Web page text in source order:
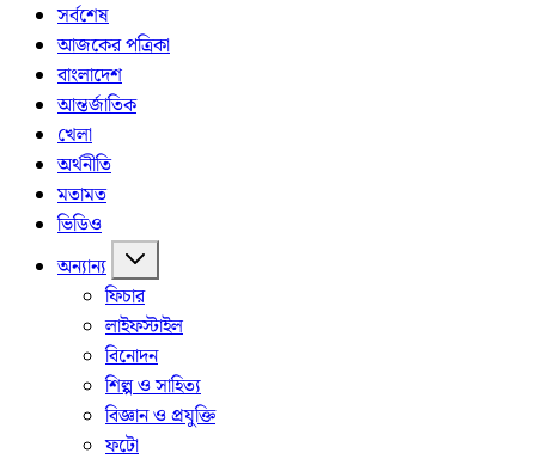
সর্বশেষ
আজকের পত্রিকা
বাংলাদেশ
আন্তর্জাতিক
খেলা
অর্থনীতি
মতামত
ভিডিও
অন্যান্য
ফিচার
লাইফস্টাইল
বিনোদন
শিল্প ও সাহিত্য
বিজ্ঞান ও প্রযুক্তি
ফটো